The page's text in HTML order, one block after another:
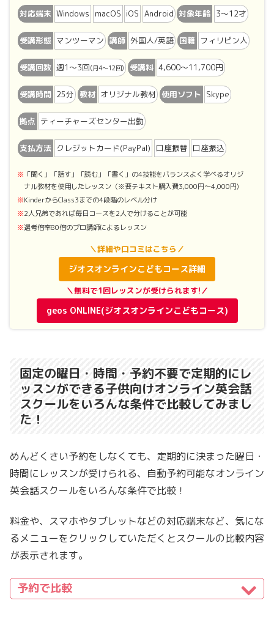
対応端末 Windows macOS iOS Android 対象年齢 3～12才
受講形態 マンツーマン 講師 外国人/英語 国籍 フィリピン人
受講回数 週1〜3回(月4〜12回) 受講料 4,600〜11,700円
受講時間 25分 教材 オリジナル教材 使用ソフト Skype
拠点 ティーチャーズセンター出勤
支払方法 クレジットカード(PayPal) 口座振替 口座振込
「聞く」「話す」「読む」「書く」の4技能をバランスよく学べるオリジ
ナル教材を使用したレッスン（※要テキスト購入費3,000円〜4,000円)
KinderからClass3までの4段階のレベル分け
2人兄弟であれば毎日コースを2人で分けることが可能
選考倍率80倍のプロ講師によるレッスン
＼詳細や口コミはこちら／
ジオスオンラインこどもコース詳細
＼無料で1回レッスンが受けられます!／
geos ONLINE(ジオスオンラインこどもコース)
固定の曜日・時間・予約不要で定期的にレ
ッスンができる子供向けオンライン英会話
スクールをいろんな条件で比較してみまし
た！
めんどくさい予約をしなくても、定期的に決まった曜日・
時間にレッスンが受けられる、自動予約可能なオンライン
英会話スクールをいろんな条件で比較！
料金や、スマホやタブレットなどの対応端末など、気にな
るメニューをクリックしていただくとスクールの比較内容
が表示されます。
予約で比較